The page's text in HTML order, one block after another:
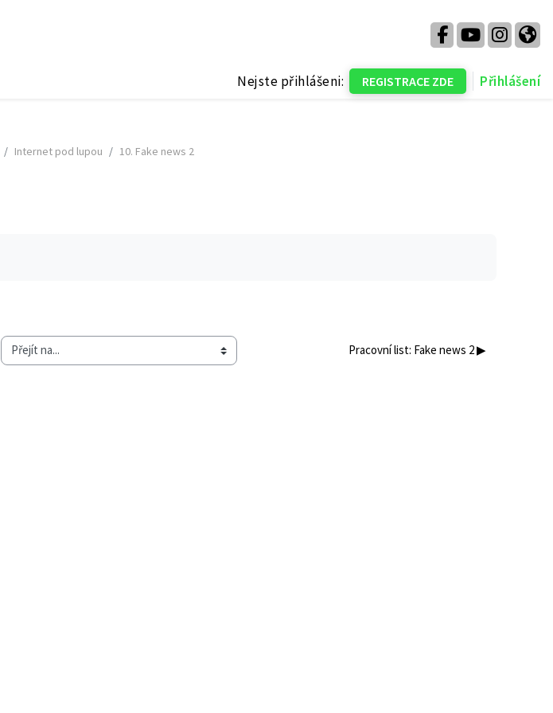
Nejste přihlášeni: REGISTRACE ZDE Přihlášení
Internet pod lupou 10. Fake news 2
Přejít na... Pracovní list: Fake news 2 ▶︎